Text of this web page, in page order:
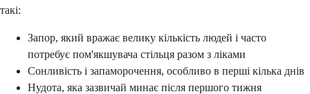
такі:
Запор, який вражає велику кількість людей і часто
потребує пом'якшувача стільця разом з ліками
Сонливість і запаморочення, особливо в перші кілька днів
Нудота, яка зазвичай минає після першого тижня